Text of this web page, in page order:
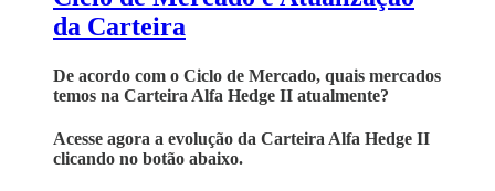
da Carteira
De acordo com o Ciclo de Mercado, quais mercados
temos na Carteira Alfa Hedge II atualmente?
Acesse agora a evolução da Carteira Alfa Hedge II
clicando no botão abaixo.